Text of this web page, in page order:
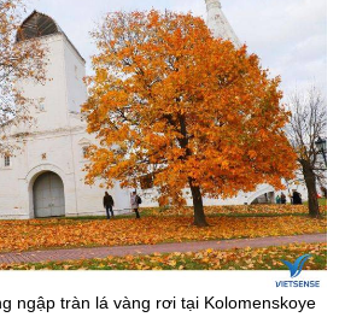
ngập tràn lá vàng rơi tại Kolomenskoye